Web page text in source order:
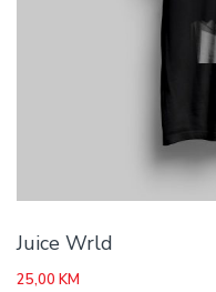
Juice Wrld
25,00 KM